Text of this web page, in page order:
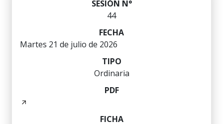
44
Martes 21 de julio de 2026
Ordinaria